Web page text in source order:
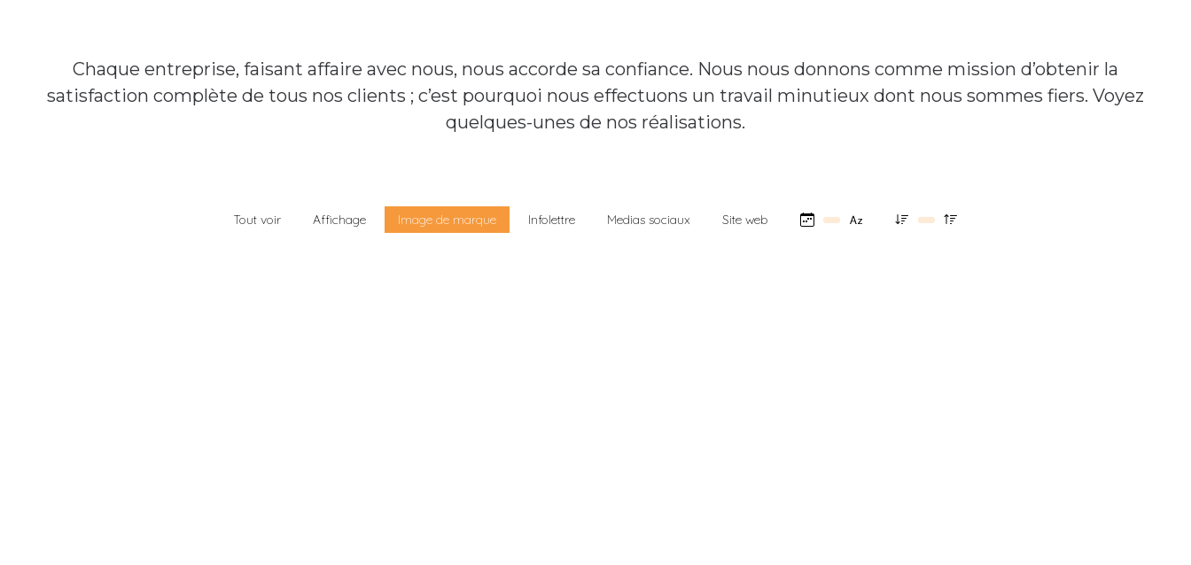
Chaque entreprise, faisant affaire avec nous, nous accorde sa confiance. Nous nous donnons comme mission d’obtenir la
satisfaction complète de tous nos clients ; c’est pourquoi nous effectuons un travail minutieux dont nous sommes fiers. Voyez
quelques-unes de nos réalisations.
Tout voir Affichage Image de marque Infolettre Medias sociaux Site web